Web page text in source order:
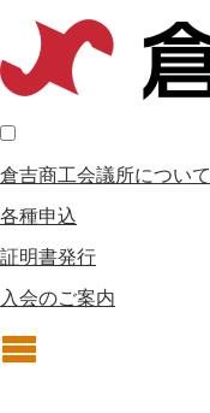
倉吉商工会議所について
各種申込
証明書発行
入会のご案内